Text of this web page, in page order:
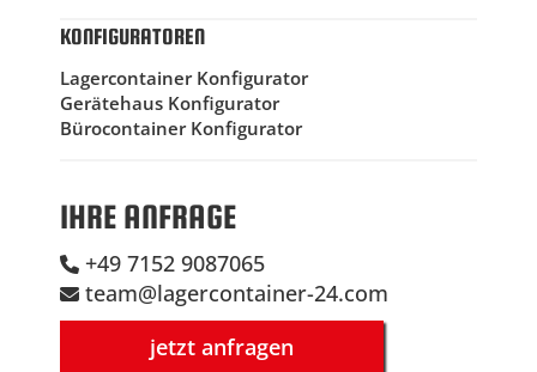
KONFIGURATOREN
Lagercontainer Konfigurator
Gerätehaus Konfigurator
Bürocontainer Konfigurator
IHRE ANFRAGE
+49 7152 9087065
team@lagercontainer-24.com
jetzt anfragen